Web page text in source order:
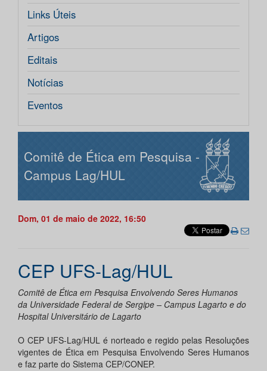
Links Úteis
Artigos
Editais
Notícias
Eventos
Comitê de Ética em Pesquisa -
Campus Lag/HUL
Dom, 01 de maio de 2022, 16:50
CEP UFS-Lag/HUL
Comitê de Ética em Pesquisa Envolvendo Seres Humanos
da Universidade Federal de Sergipe – Campus Lagarto e do
Hospital Universitário de Lagarto
O CEP UFS-Lag/HUL é norteado e regido pelas Resoluções
vigentes de Ética em Pesquisa Envolvendo Seres Humanos
e faz parte do Sistema CEP/CONEP.